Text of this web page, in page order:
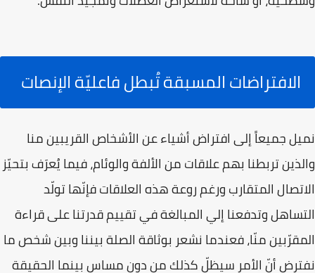
الافتراضات المسبقة تُبطل فاعليّة الإنصات
نميل جميعاً إلى افتراض أشياء عن الأشخاص القريبين منا
والذين تربطنا بهم علاقات من الألفة والوئام، فيما يُعرَف بتحيّز
الاتصال المتقارب ورغم روعة هذه العلاقات فإنّها تولّد
التساهل وتدفعنا إلي المبالغة في تقييم قدرتنا على قراءة
المقرّبين منّا، فعندما نشعر بوثاقة الصلة بيننا وبين شخص ما
نفترض أنّ الأمر سيظلّ كذلك من دون مساس بينما الحقيقة